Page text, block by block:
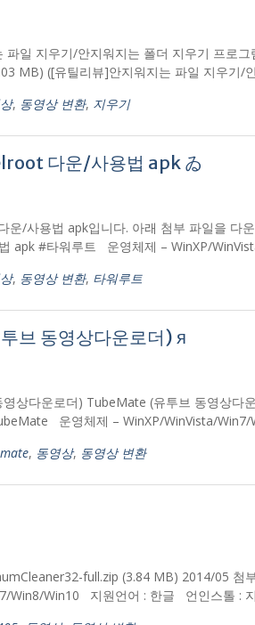
파일 지우기/안지워지는 폴더 지우기 프로
MB) ([유틸리뷰]안지워지는 파일 지우
, 동영상 변환, 지우기
다운/사용법 apk ゐ
운/사용법 apk입니다. 아래 첨부 파일을 다
apk #타워루트 운영체제 – WinXP/
, 동영상 변환, 타워루트
브 동영상다운로더) я
상다운로더) TubeMate (유투브 동영상다
운영체제 – WinXP/WinVista/
, 동영상, 동영상 변환
full.zip (3.84 MB) 2014/05 첨
Win8/Win10 지원언어 : 한글 언인스톨 :